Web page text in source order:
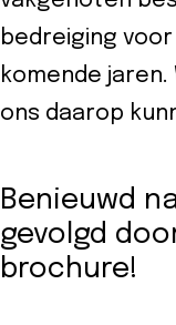
bedreiging
komende jaren.
ons daarop
Benieuwd
gevolgd
brochure!